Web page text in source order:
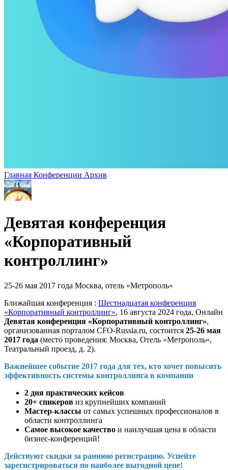
Главная Конференции Архив
Девятая конференция
«Корпоративный
контроллинг»
25-26 мая 2017 года Москва, отель «Метрополь»
Ближайшая конференция : Шестнадцатая конференция
«Корпоративный контроллинг», 16 августа 2024 года, Онлайн
Девятая конференция «Корпоративный контроллинг»,
организованная порталом CFO-Russia.ru, состоится 25-26 мая
2017 года (место проведения: Москва, Отель «Метрополь»,
Театральный проезд, д. 2).
Важнейшее событие 2017 года для тех, кто хочет повысить
эффективность системы контроллинга в компании
2 дня практических кейсов
20+ спикеров из крупнейших компаний
Мастер-классы от самых успешных профессионалов в
области контроллинга
Самое высокое качество и наилучшая цена в области
бизнес-конференций!
Действуют скидки за раннюю регистрацию. Успейте
зарегистрироваться по наиболее выгодной цене!